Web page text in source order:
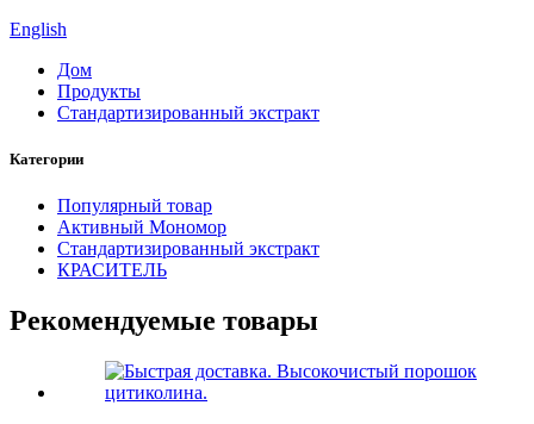
English
Дом
Продукты
Стандартизированный экстракт
Категории
Популярный товар
Активный Мономор
Стандартизированный экстракт
КРАСИТЕЛЬ
Рекомендуемые товары